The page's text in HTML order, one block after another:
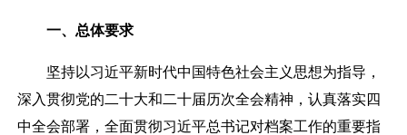
一、总体要求
坚持以习近平新时代中国特色社会主义思想为指导，
深入贯彻党的二十大和二十届历次全会精神，认真落实四
中全会部署，全面贯彻习近平总书记对档案工作的重要指